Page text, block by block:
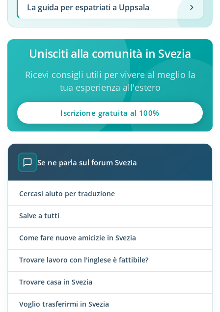
La guida per espatriati a Uppsala
Unisciti alla comunità in Svezia
Ricevi consigli utili per vivere al meglio la
tua esperienza all'estero
Iscrizione gratuita al 100%
Se ne parla sul forum Svezia
Cercasi aiuto per traduzione
Salve a tutti
Come fare nuove amicizie in Svezia
Trovare lavoro con l'inglese è fattibile?
Trovare casa in Svezia
Voglio trasferirmi in Svezia